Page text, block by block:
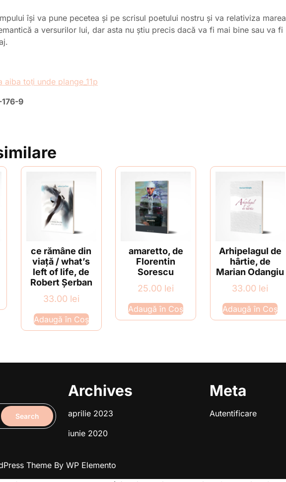
își va pune pecetea și pe scrisul poetului nostru și va relativiza marea
a versurilor lui, dar asta nu știu precis dacă va fi mai bine sau va fi
aiba toți unde plange_11p
9
ce rămâne din
viață / what’s
left of life, de
Robert Șerban
33.00 lei
Adaugă în Coș
amaretto, de
Florentin
Sorescu
25.00 lei
Adaugă în Coș
Arhipelagul de
hârtie, de
Marian Odangiu
33.00 lei
Adaugă în Coș
Archives
aprilie 2023
iunie 2020
Meta
Autentificare
Theme By WP Elemento